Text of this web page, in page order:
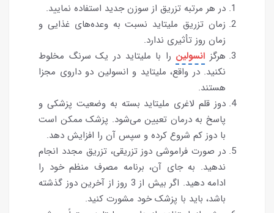
در هر مرتبه تزریق از سوزن جدید استفاده نمایید.
زمان تزریق ملیتاید نسبت به وعده‌های غذایی و
زمان روز تأثیری ندارد.
هرگز انسولین را با ملیتاید در یک سرنگ مخلوط
نکنید. در واقع، ملیتاید و انسولین دو داروی مجزا
هستند.
دوز قلم لاغری ملیتاید بسته به وضعیت پزشکی و
پاسخ به درمان تعیین می‌شود. پزشک ممکن است
با دوز کم شروع کرده و سپس آن را افزایش دهد.
در صورت فراموشی دوز تزریقی، تزریق مجدد انجام
ندهید. به جای آن، برنامه مصرف منظم خود را
ادامه دهید. اگر بیش از 3 روز از آخرین دوز گذشته
باشد، باید با پزشک خود مشورت کنید.